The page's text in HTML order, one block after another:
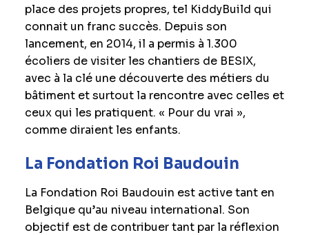
place des projets propres, tel KiddyBuild qui
connait un franc succès. Depuis son
lancement, en 2014, il a permis à 1.300
écoliers de visiter les chantiers de BESIX,
avec à la clé une découverte des métiers du
bâtiment et surtout la rencontre avec celles et
ceux qui les pratiquent. « Pour du vrai »,
comme diraient les enfants.
La Fondation Roi Baudouin
La Fondation Roi Baudouin est active tant en
Belgique qu’au niveau international. Son
objectif est de contribuer tant par la réflexion